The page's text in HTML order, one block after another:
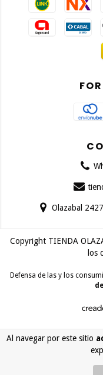
Al navegar por este sitio
Olazabal
Copyright TIENDA
los
Defensa de las y los